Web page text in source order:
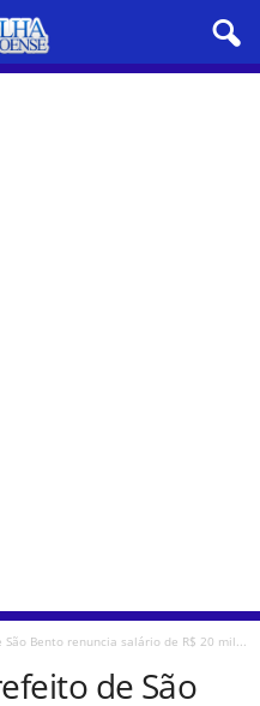
Bento renuncia salário de R$ 20 mil...
de São